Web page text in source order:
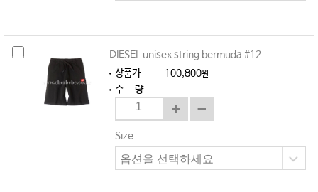
DIESEL unisex string bermuda #12
상품가
100,800원
수 량
Size